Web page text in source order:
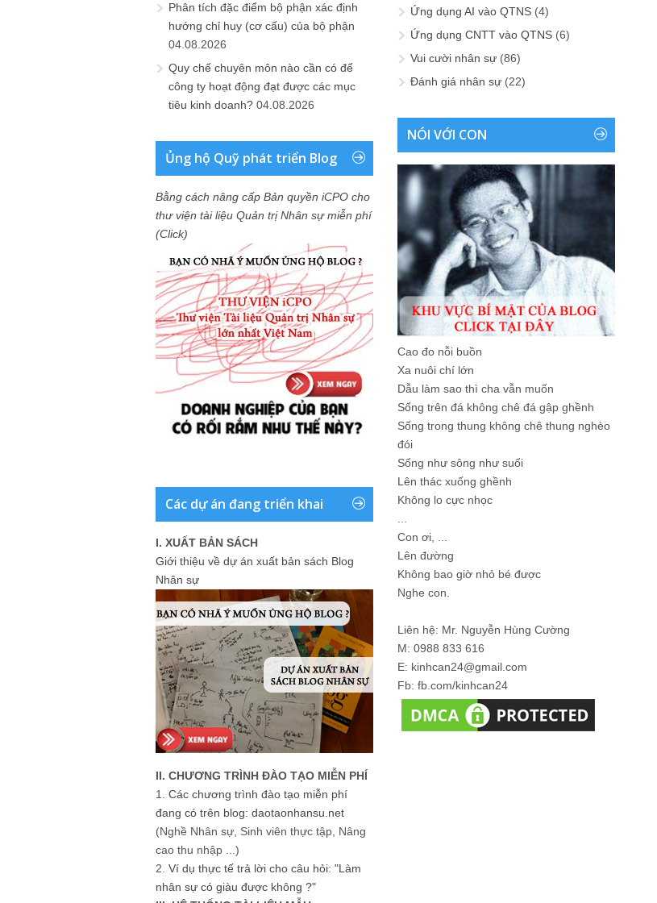
Phân tích đặc điểm bộ phận xác định
hướng chỉ huy (cơ cấu) của bộ phận
04.08.2026
Quy chế chuyên môn nào cần có để
công ty hoạt động đạt được các mục
tiêu kinh doanh? 04.08.2026
Ủng hộ Quỹ phát triển Blog
Bằng cách nâng cấp Bản quyền iCPO cho
thư viện tài liệu Quản trị Nhân sự miễn phí
(Click)
Các dự án đang triển khai
I. XUẤT BẢN SÁCH
Giới thiệu về dự án xuất bản sách Blog
Nhân sự
II. CHƯƠNG TRÌNH ĐÀO TẠO MIỄN PHÍ
1. Các chương trình đào tạo miễn phí
đang có trên blog: daotaonhansu.net
(Nghề Nhân sự, Sinh viên thực tập, Nâng
cao thu nhập ...)
2. Ví dụ thực tế trả lời cho câu hỏi: "Làm
nhân sự có giàu được không ?"
Ứng dụng AI vào QTNS (4)
Ứng dụng CNTT vào QTNS (6)
Vui cười nhân sự (86)
Đánh giá nhân sự (22)
NÓI VỚI CON
Cao đo nỗi buồn
Xa nuôi chí lớn
Dẫu làm sao thì cha vẫn muốn
Sống trên đá không chê đá gập ghềnh
Sống trong thung không chê thung nghèo
đói
Sống như sông như suối
Lên thác xuống ghềnh
Không lo cực nhọc
Con ơi, ...
Lên đường
Không bao giờ nhỏ bé được
Nghe con.
Liên hệ: Mr. Nguyễn Hùng Cường
M: 0988 833 616
E: kinhcan24@gmail.com
Fb: fb.com/kinhcan24